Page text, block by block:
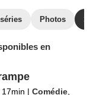
Photos
en
17min | Comédie